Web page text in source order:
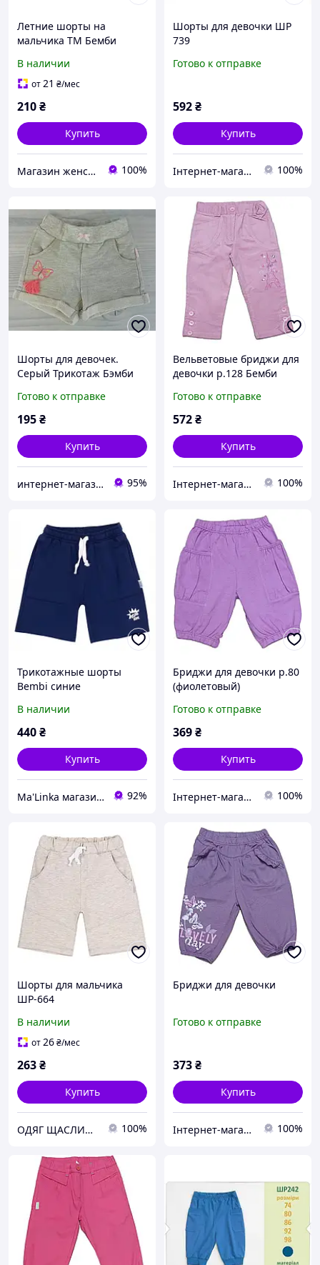
Летние шорты на
мальчика ТМ Бемби
В наличии
от21 ₴/мес
210₴
Купить
Магазин женской и детской одежды "Sunshine" 100%
Шорты для девочки ШР
739
Готово к отправке
592₴
Купить
Інтернет-магазин «SHOCKmarket» 100%
Шорты для девочек.
Серый Трикотаж Бэмби
Готово к отправке
195₴
Купить
интернет-магазин "Русалочка" 95%
Вельветовые бриджи для
девочки р.128 Бемби
Готово к отправке
572₴
Купить
Інтернет-магазин «SHOCKmarket» 100%
Трикотажные шорты
Bembi синие
В наличии
440₴
Купить
Ma'Linka магазин дитячого одягу та взуття 92%
Бриджи для девочки р.80
(фиолетовый)
Готово к отправке
369₴
Купить
Інтернет-магазин «SHOCKmarket» 100%
Шорты для мальчика
ШР-664
В наличии
от26₴/мес
263₴
Купить
ОДЯГ ЩАСЛИВИХ ДІТЕЙ! 100%
Бриджи для девочки
Готово к отправке
373₴
Купить
Інтернет-магазин «SHOCKmarket» 100%